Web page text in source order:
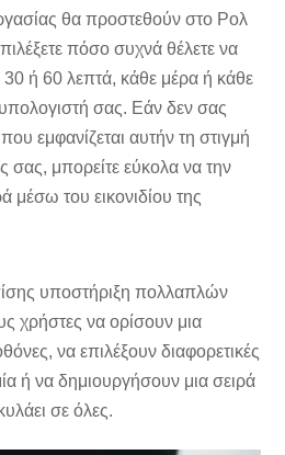
θα προστεθούν στο Ρολ
πόσο συχνά θέλετε να
ή 60 λεπτά, κάθε μέρα ή κάθε
σας. Εάν δεν σας
εμφανίζεται αυτήν τη στιγμή
σας, μπορείτε εύκολα να την
μέσω του εικονιδίου της
υποστήριξη πολλαπλών
χρήστες να ορίσουν μια
να επιλέξουν διαφορετικές
ή να δημιουργήσουν μια σειρά
σε όλες.